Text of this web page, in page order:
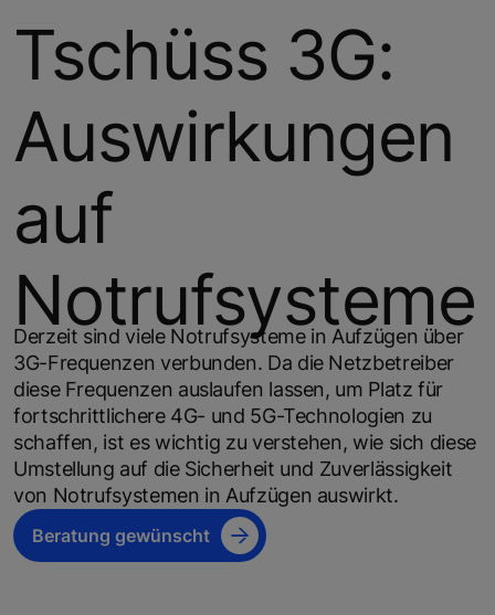
Tschüss 3G:
Auswirkungen
auf
Notrufsysteme
Derzeit sind viele Notrufsysteme in Aufzügen über
3G-Frequenzen verbunden. Da die Netzbetreiber
diese Frequenzen auslaufen lassen, um Platz für
fortschrittlichere 4G- und 5G-Technologien zu
schaffen, ist es wichtig zu verstehen, wie sich diese
Umstellung auf die Sicherheit und Zuverlässigkeit
von Notrufsystemen in Aufzügen auswirkt.
Beratung gewünscht